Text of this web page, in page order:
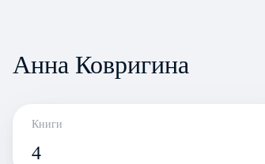
Анна Ковригина
Книги
4